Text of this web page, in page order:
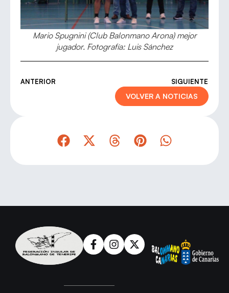
Mario Spugnini (Club Balonmano Arona) mejor
jugador. Fotografía: Luis Sánchez
ANTERIOR SIGUIENTE
VOLVER A NOTICIAS